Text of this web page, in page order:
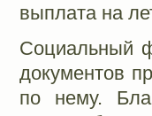
выплата на
Социальный
документов
по нему.